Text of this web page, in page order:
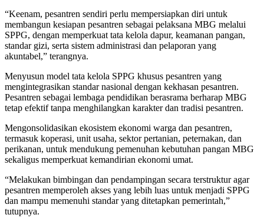
“Keenam, pesantren sendiri perlu mempersiapkan diri untuk
membangun kesiapan pesantren sebagai pelaksana MBG melalui
SPPG, dengan memperkuat tata kelola dapur, keamanan pangan,
standar gizi, serta sistem administrasi dan pelaporan yang
akuntabel,” terangnya.
Menyusun model tata kelola SPPG khusus pesantren yang
mengintegrasikan standar nasional dengan kekhasan pesantren.
Pesantren sebagai lembaga pendidikan berasrama berharap MBG
tetap efektif tanpa menghilangkan karakter dan tradisi pesantren.
Mengonsolidasikan ekosistem ekonomi warga dan pesantren,
termasuk koperasi, unit usaha, sektor pertanian, peternakan, dan
perikanan, untuk mendukung pemenuhan kebutuhan pangan MBG
sekaligus memperkuat kemandirian ekonomi umat.
“Melakukan bimbingan dan pendampingan secara terstruktur agar
pesantren memperoleh akses yang lebih luas untuk menjadi SPPG
dan mampu memenuhi standar yang ditetapkan pemerintah,”
tutupnya.